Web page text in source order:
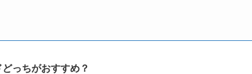
どっちがおすすめ？